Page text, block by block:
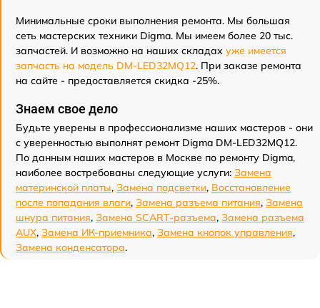
Минимальные сроки выполнения ремонта. Мы большая
сеть мастерских техники Digma. Мы имеем более 20 тыс.
запчастей. И возможно на наших складах уже имеется
запчасть на модель DM-LED32MQ12. При заказе ремонта
на сайте - предоставляется скидка -25%.
Знаем свое дело
Будьте уверены в профессионализме наших мастеров - они
с уверенностью выполнят ремонт Digma DM-LED32MQ12.
По данным наших мастеров в Москве по ремонту Digma,
наиболее востребованы следующие услуги: Замена
материнской платы, Замена подсветки, Восстановление
после попадания влаги, Замена разъема питания, Замена
шнура питания, Замена SCART-разъема, Замена разъема
AUX, Замена ИК-приемника, Замена кнопок управления,
Замена конденсатора.